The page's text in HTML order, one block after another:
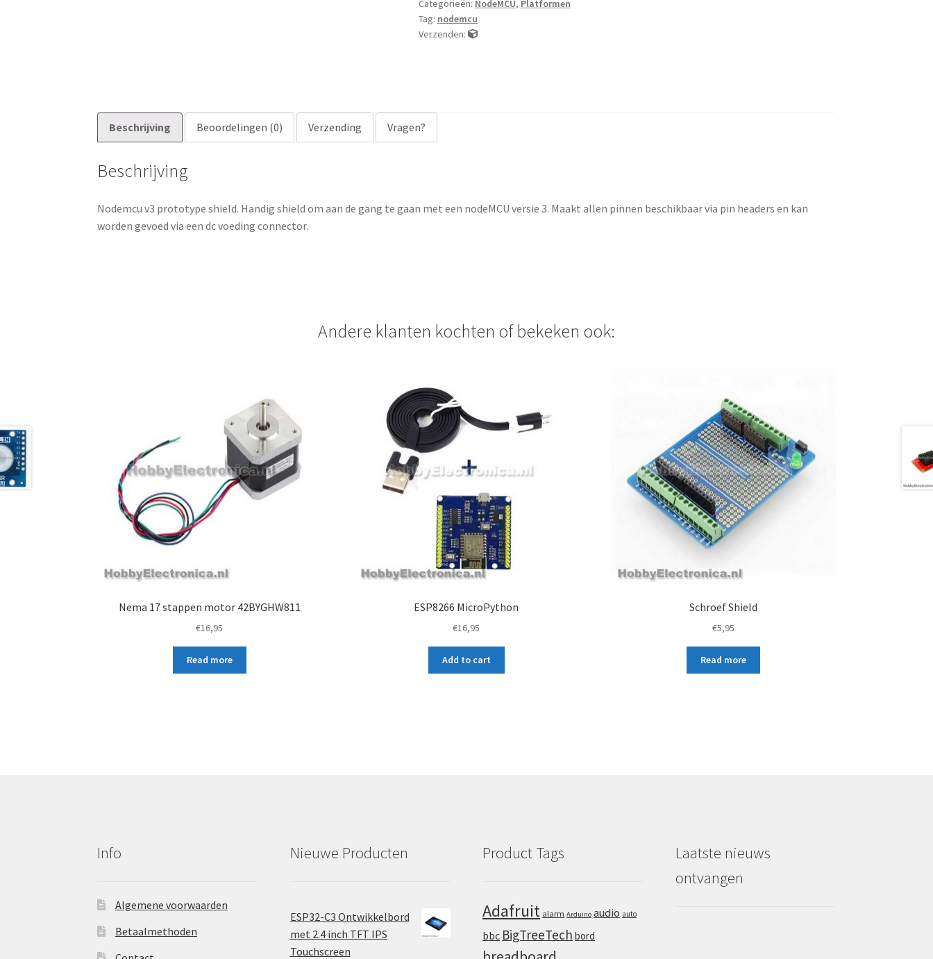
Categorieën: NodeMCU, Platformen
Tag: nodemcu
Verzenden:
Beschrijving Beoordelingen (0) Verzending Vragen?
Beschrijving
Nodemcu v3 prototype shield. Handig shield om aan de gang te gaan met een nodeMCU versie 3. Maakt allen pinnen beschikbaar via pin headers en kan
worden gevoed via een dc voeding connector.
Andere klanten kochten of bekeken ook:
Nema 17 stappen motor 42BYGHW811
€16,95
Read more
ESP8266 MicroPython
€16,95
Add to cart
Schroef Shield
€5,95
Read more
Info
Algemene voorwaarden
Betaalmethoden
Nieuwe Producten
ESP32-C3 Ontwikkelbord
met 2.4 inch TFT IPS
Touchscreen
Product Tags
Adafruit alarm Arduino audio auto
bbc BigTreeTech bord
Laatste nieuws
ontvangen